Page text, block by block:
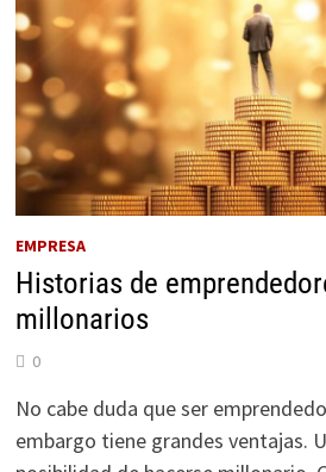
EMPRESA
Historias de
millonarios
0
No cabe duda que ser
embargo tiene grandes ventajas.